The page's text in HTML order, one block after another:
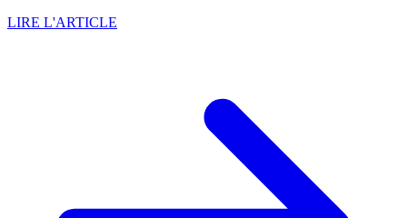
LIRE L'ARTICLE